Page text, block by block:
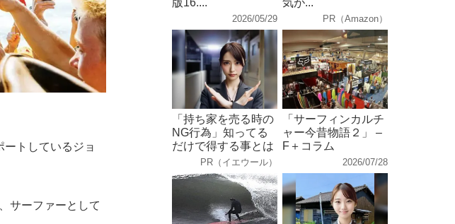
トしているジョ
サーファーとして
2026/05/29 PR（Amazon）
「持ち家を売る時の
NG行為」知ってる
だけで得する事とは
PR（イエウール）
「サーフィンカルチ
ャー今昔物語２」 –
F＋コラム
2026/07/28